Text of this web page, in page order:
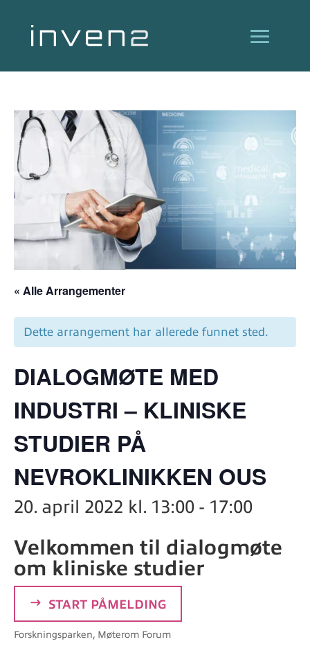
« Alle Arrangementer
Dette arrangement har allerede funnet sted.
DIALOGMØTE MED
INDUSTRI – KLINISKE
STUDIER PÅ
NEVROKLINIKKEN OUS
20. april 2022 kl. 13:00 - 17:00
Velkommen til dialogmøte
om kliniske studier
START PÅMELDING
Forskningsparken, Møterom Forum